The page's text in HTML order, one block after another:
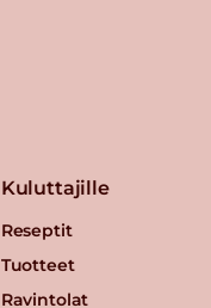
Kuluttajille
Reseptit
Tuotteet
Ravintolat